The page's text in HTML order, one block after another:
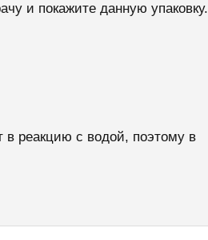
и покажите данную упаковку.
в реакцию с водой, поэтому в